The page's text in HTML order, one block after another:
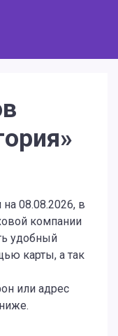
08.08.2026, в
компании
удобный
карты, а так
или адрес